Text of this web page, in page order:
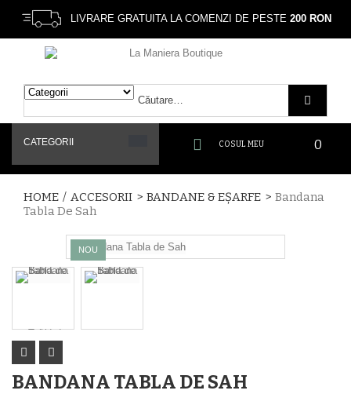
LIVRARE GRATUITA LA COMENZI DE PESTE 200 RON
COSUL MEU 0
CATEGORII
HOME / ACCESORII > BANDANE & EȘARFE > Bandana
Tabla De Sah
NOU
BANDANA TABLA DE SAH